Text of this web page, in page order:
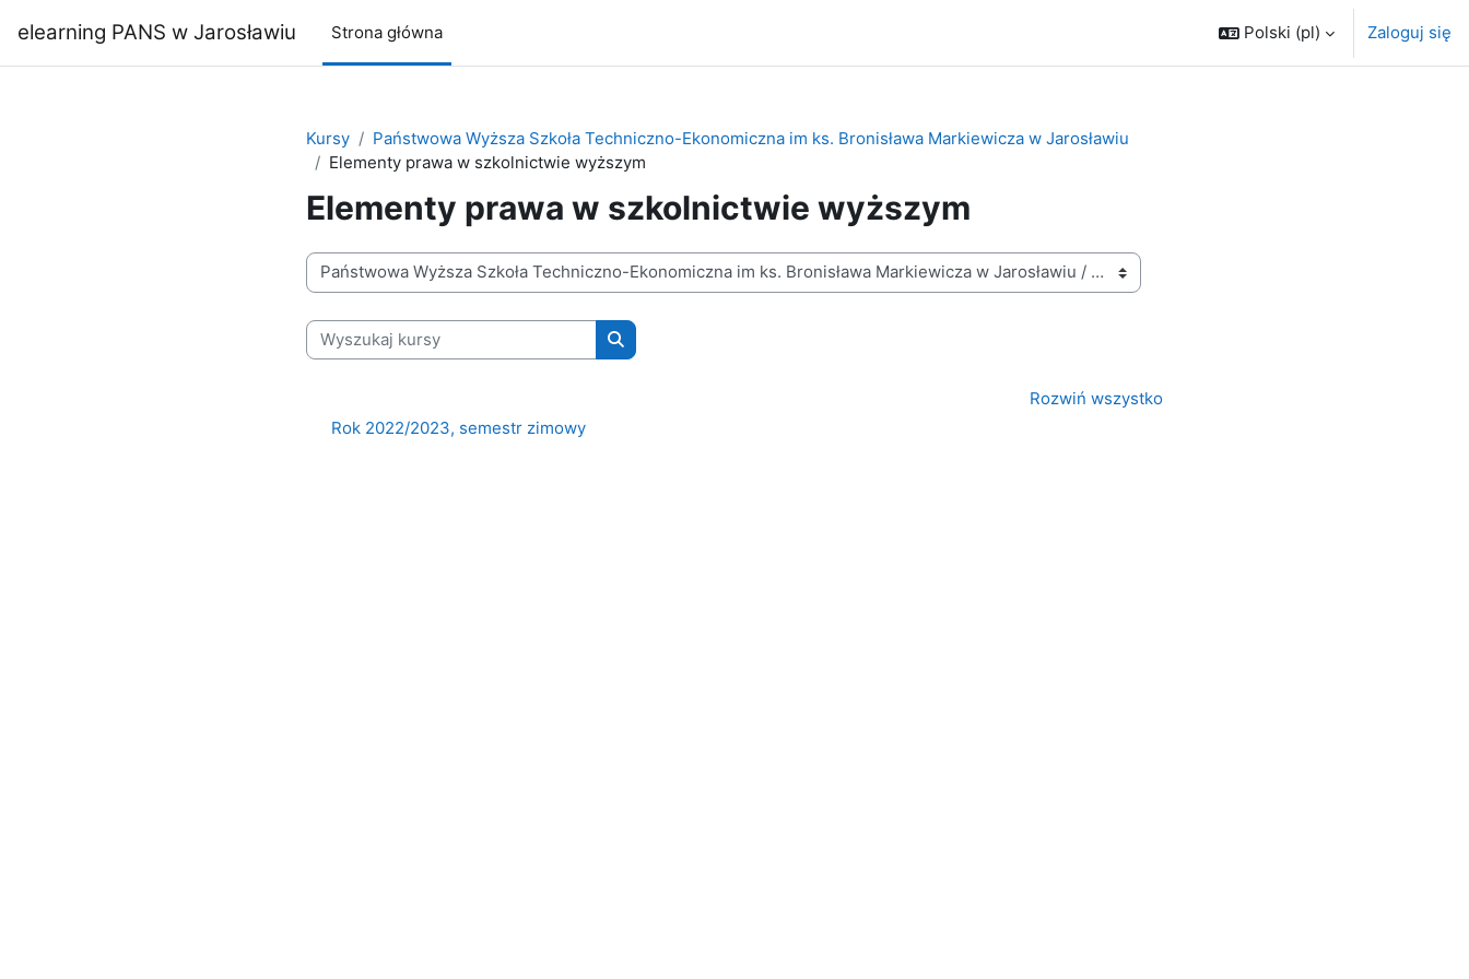
elearning PANS w Jarosławiu Strona główna Polski ‎(pl)‎ Zaloguj się
Kursy
Państwowa Wyższa Szkoła Techniczno-Ekonomiczna im ks. Bronisława Markiewicza w Jarosławiu
Elementy prawa w szkolnictwie wyższym
Elementy prawa w szkolnictwie wyższym
Kategorie kursów
Wyszukaj kursy
Wyszukaj kursy
Rozwiń wszystko
Rok 2022/2023, semestr zimowy